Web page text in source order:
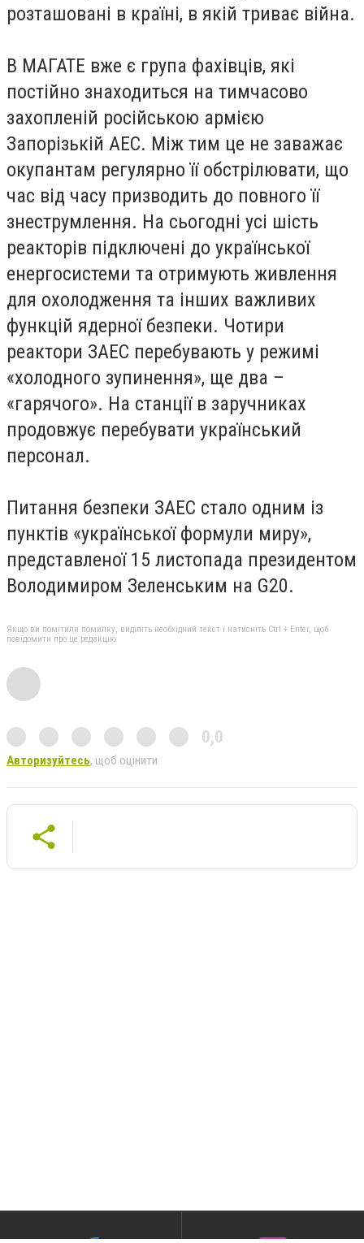
розташовані в країні, в якій триває війна.
В МАГАТЕ вже є група фахівців, які
постійно знаходиться на тимчасово
захопленій російською армією
Запорізькій АЕС. Між тим це не заважає
окупантам регулярно її обстрілювати, що
час від часу призводить до повного її
знеструмлення. На сьогодні усі шість
реакторів підключені до української
енергосистеми та отримують живлення
для охолодження та інших важливих
функцій ядерної безпеки. Чотири
реактори ЗАЕС перебувають у режимі
«холодного зупинення», ще два –
«гарячого». На станції в заручниках
продовжує перебувати український
персонал.
Питання безпеки ЗАЕС стало одним із
пунктів «української формули миру»,
представленої 15 листопада президентом
Володимиром Зеленським на G20.
Якщо ви помітили помилку, виділіть необхідний текст і натисніть Ctrl + Enter, щоб
повідомити про це редакцію
0,0
Авторизуйтесь, щоб оцінити